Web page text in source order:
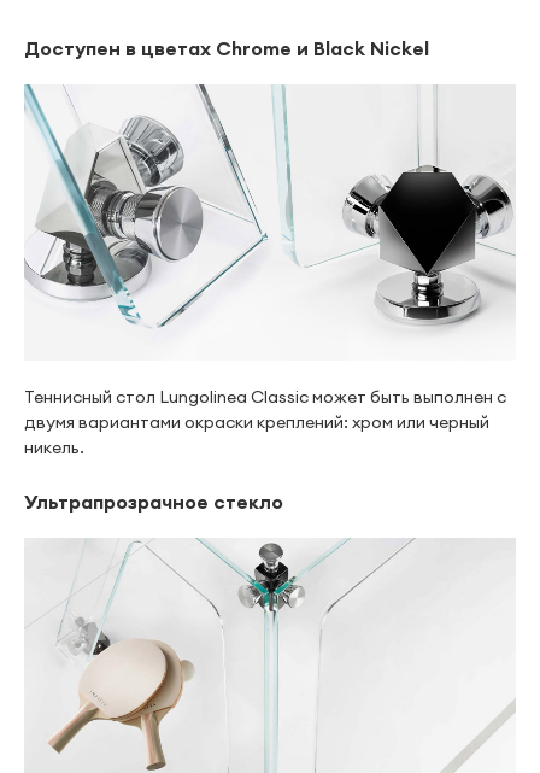
Доступен в цветах Chrome и Black Nickel
Теннисный стол Lungolinea Classic может быть выполнен с
двумя вариантами окраски креплений: хром или черный
никель.
Ультрапрозрачное стекло